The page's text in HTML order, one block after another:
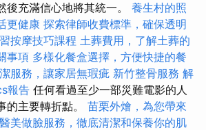
後充滿信心地將其統一。 養生村的照
更健康 探索律師收費標準，確保透明
按摩技巧課程 土葬費用，了解土葬的
事項 多樣化餐盒選擇，方便快捷的餐
服務，讓家居無瑕疵 新竹整骨服務 解
報告 任何看過至少一部災難電影的人
的主要轉折點。 苗栗外燴，為您帶來
醫美做臉服務，徹底清潔和保養你的肌